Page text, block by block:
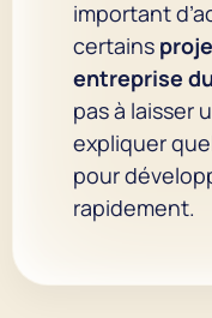
important
certains
entreprise
pas à laisser
expliquer
pour
rapidement.